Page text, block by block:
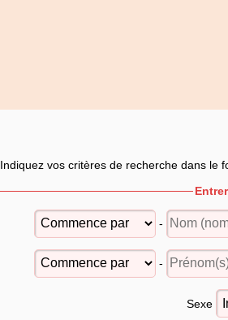
Indiquez vos critères de recherche dans le
-
-
Sexe